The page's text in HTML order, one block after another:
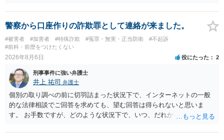
警察から口座作りの詐欺罪として連絡が来ました。
#被害者 #加害者 #特殊詐欺 #冤罪・無実・正当防衛
#不起訴
#前科・前歴をつけたくない
2026年8月6日 役にたった 2
刑事事件に強い弁護士
井上 祐司 弁護士
個別の取り調べの前に切羽詰まった状況下で、インターネットの一般
的な法律相談でご回答を求めても、望む回答は得られないと思いま
す。 お手数ですが、どのような状況下で、いつ、だれからどのような
の程度だと聞いているのかということについて、お近くで詳細な法律